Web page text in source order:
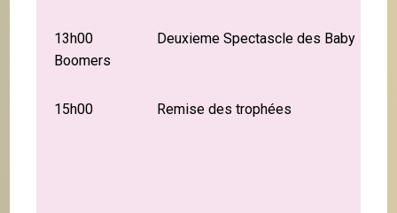
13h00 Deuxieme Spectascle des Baby
Boomers
15h00 Remise des trophées